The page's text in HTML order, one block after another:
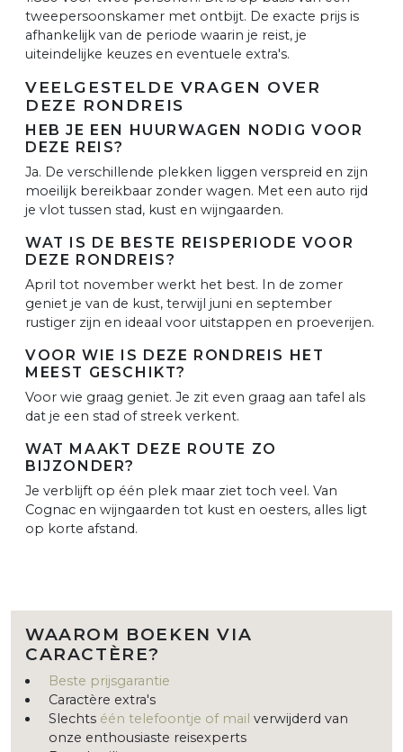
tweepersoonskamer met ontbijt. De exacte prijs is
afhankelijk van de periode waarin je reist, je
uiteindelijke keuzes en eventuele extra's.
VEELGESTELDE VRAGEN OVER
DEZE RONDREIS
HEB JE EEN HUURWAGEN NODIG VOOR
DEZE REIS?
Ja. De verschillende plekken liggen verspreid en zijn
moeilijk bereikbaar zonder wagen. Met een auto rijd
je vlot tussen stad, kust en wijngaarden.
WAT IS DE BESTE REISPERIODE VOOR
DEZE RONDREIS?
April tot november werkt het best. In de zomer
geniet je van de kust, terwijl juni en september
rustiger zijn en ideaal voor uitstappen en proeverijen.
VOOR WIE IS DEZE RONDREIS HET
MEEST GESCHIKT?
Voor wie graag geniet. Je zit even graag aan tafel als
dat je een stad of streek verkent.
WAT MAAKT DEZE ROUTE ZO
BIJZONDER?
Je verblijft op één plek maar ziet toch veel. Van
Cognac en wijngaarden tot kust en oesters, alles ligt
op korte afstand.
WAAROM BOEKEN VIA
CARACTÈRE?
Beste prijsgarantie
Caractère extra's
Slechts één telefoontje of mail verwijderd van
onze enthousiaste reisexperts